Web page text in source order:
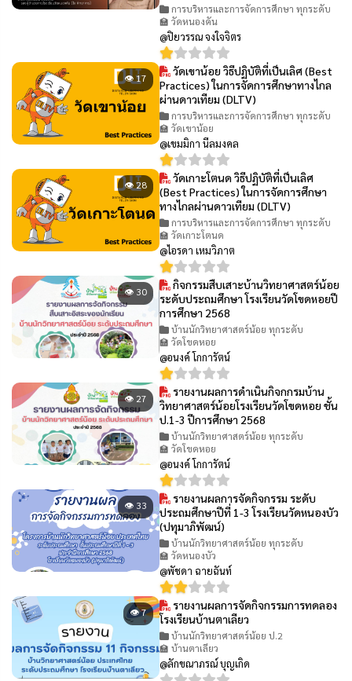
การบริหารและการจัดการศึกษา ทุกระดับ
🏫 วัดหนองคัน
@ปิยวรรณ จงใจจิตร
👁 17
วัดเขาน้อย วิธีปฏิบัติที่เป็นเลิศ (Best
Practices) ในการจัดการศึกษาทางไกล
ผ่านดาวเทียม (DLTV)
การบริหารและการจัดการศึกษา ทุกระดับ
🏫 วัดเขาน้อย
@เขมมิกา นีลมงคล
👁 28
วัดเกาะโตนด วิธีปฏิบัติที่เป็นเลิศ
(Best Practices) ในการจัดการศึกษา
ทางไกลผ่านดาวเทียม (DLTV)
การบริหารและการจัดการศึกษา ทุกระดับ
🏫 วัดเกาะโตนด
@ไอรดา เหมวิภาต
👁 30
กิจกรรมสืบเสาะบ้านวิทยาศาสตร์น้อย
ระดับประถมศึกษา โรงเรียนวัดโขดหอยปี
การศึกษา 2568
บ้านนักวิทยาศาสตร์น้อย ทุกระดับ
🏫 วัดโขดหอย
@อนงค์ โกการัตน์
👁 27
รายงานผลการดำเนินกิจกกรมบ้าน
วิทยาศาสตร์น้อยโรงเรียนวัดโขดหอย ชั้น
ป.1-3 ปีการศึกษา 2568
บ้านนักวิทยาศาสตร์น้อย ทุกระดับ
🏫 วัดโขดหอย
@อนงค์ โกการัตน์
👁 33
รายงานผลการจัดกิจกรรม ระดับ
ประถมศึกษาปีที่ 1-3 โรงเรียนวัดหนองบัว
(ปทุมาภิพัฒน์)
บ้านนักวิทยาศาสตร์น้อย ทุกระดับ
🏫 วัดหนองบัว
@พัชดา ฉายฉันท์
👁 7
รายงานผลการจัดกิจกรรมการทดลอง
โรงเรียนบ้านตาเลียว
บ้านนักวิทยาศาสตร์น้อย ป.2
🏫 บ้านตาเลียว
@ลักขณาภรณ์ บุญเกิด